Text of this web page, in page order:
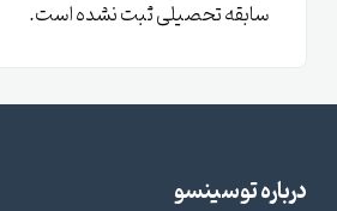
سابقه تحصیلی ثبت نشده است.
درباره توسینسو